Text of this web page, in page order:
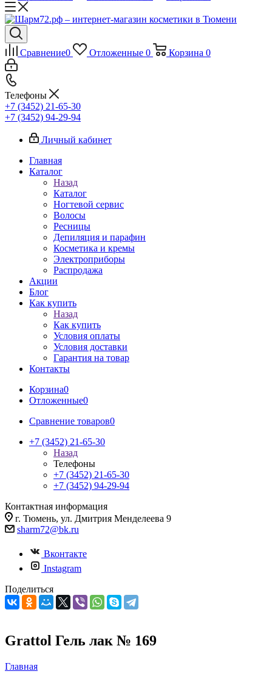
Сравнение0 Отложенные 0 Корзина 0
Телефоны
+7 (3452) 21-65-30
+7 (3452) 94-29-94
Личный кабинет
Главная
Каталог
Назад
Каталог
Ногтевой сервис
Волосы
Ресницы
Депиляция и парафин
Косметика и кремы
Электроприборы
Распродажа
Акции
Блог
Как купить
Назад
Как купить
Условия оплаты
Условия доставки
Гарантия на товар
Контакты
Корзина0
Отложенные0
Сравнение товаров0
+7 (3452) 21-65-30
Назад
Телефоны
+7 (3452) 21-65-30
+7 (3452) 94-29-94
Контактная информация
г. Тюмень, ул. Дмитрия Менделеева 9
sharm72@bk.ru
Вконтакте
Instagram
Поделиться
Grattol Гель лак № 169
Главная